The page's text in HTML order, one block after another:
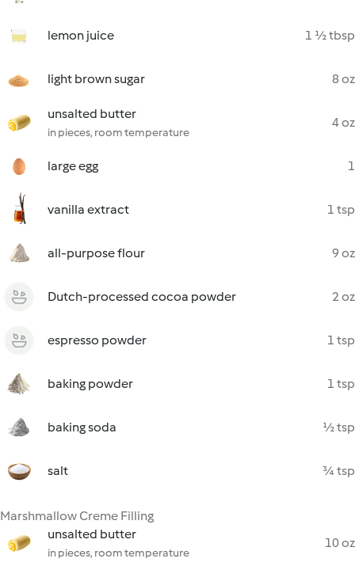
lemon juice 1 ½ tbsp
light brown sugar 8 oz
unsalted butter
in pieces, room temperature
4 oz
large egg 1
vanilla extract 1 tsp
all-purpose flour 9 oz
Dutch-processed cocoa powder 2 oz
espresso powder 1 tsp
baking powder 1 tsp
baking soda ½ tsp
salt ¾ tsp
Marshmallow Creme Filling
unsalted butter
in pieces, room temperature
10 oz